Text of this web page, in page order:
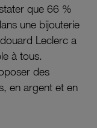
que 66 %
une bijouterie
Leclerc a
à tous.
des
en argent et en